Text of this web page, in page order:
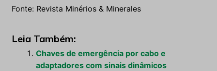
Fonte: Revista Minérios & Minerales
Leia Também:
Chaves de emergência por cabo e
adaptadores com sinais dinâmicos